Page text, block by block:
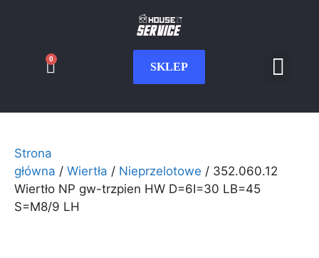
SKLEP
0
Strona
główna / Wiertła / Nieprzelotowe / 352.060.12
Wiertło NP gw-trzpien HW D=6I=30 LB=45
S=M8/9 LH